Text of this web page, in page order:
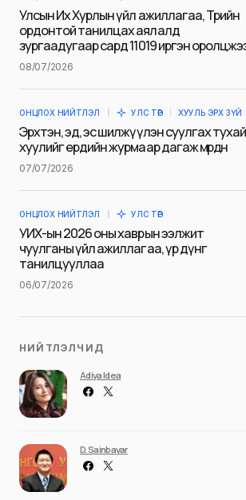
Сэтгэгдэл
time I comment.
Илгээх
Улсын Их Хурлын үйл ажиллагаа, Төрийн
ордонтой танилцах аялалд
зургаадугаар сард 11019 иргэн
08/07/2026
ОНЦЛОХ НИЙТЛЭЛ УЛС ТӨР ХУУЛЬ ЭРХ ЗҮЙ
Эрхтэн, эд, эс шилжүүлэн суулгах тухай
хуулийг ердийн журмаар дагаж мөрдөнө
07/07/2026
ОНЦЛОХ НИЙТЛЭЛ УЛС ТӨР
УИХ-ын 2026 оны хаврын ээлжит
чуулганы үйл ажиллагаа, үр дүнг
танилцууллаа
06/07/2026
НИЙТЛЭЛЧИД
Adiya Idea
D. Sainbayar